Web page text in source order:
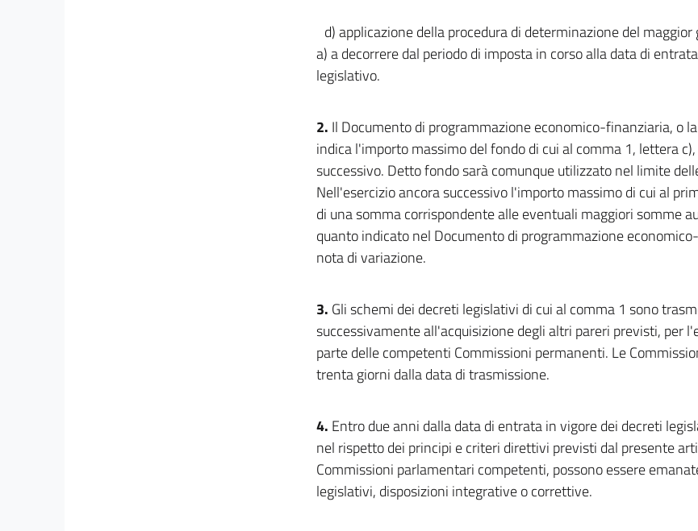
d) applicazione della procedura di determinazione del
a) a decorrere dal periodo di imposta in corso alla data di
legislativo.
2. Il Documento di programmazione economico-finanziaria, o
indica l'importo massimo del fondo di cui al comma 1, lettera
successivo. Detto fondo sarà comunque utilizzato nel limite
Nell'esercizio ancora successivo l'importo massimo di cui al
di una somma corrispondente alle eventuali maggiori somme
quanto indicato nel Documento di programmazione
nota di variazione.
3. Gli schemi dei decreti legislativi di cui al comma 1 sono
successivamente all'acquisizione degli altri pareri previsti, per
parte delle competenti Commissioni permanenti. Le
trenta giorni dalla data di trasmissione.
4. Entro due anni dalla data di entrata in vigore dei decreti
nel rispetto dei principi e criteri direttivi previsti dal presente
Commissioni parlamentari competenti, possono essere
legislativi, disposizioni integrative o correttive.